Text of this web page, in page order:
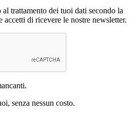
trattamento dei tuoi dati secondo la
accetti di ricevere le nostre newsletter.
senza nessun costo.